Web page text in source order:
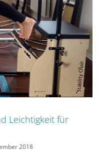
Leichtigkeit für
2018